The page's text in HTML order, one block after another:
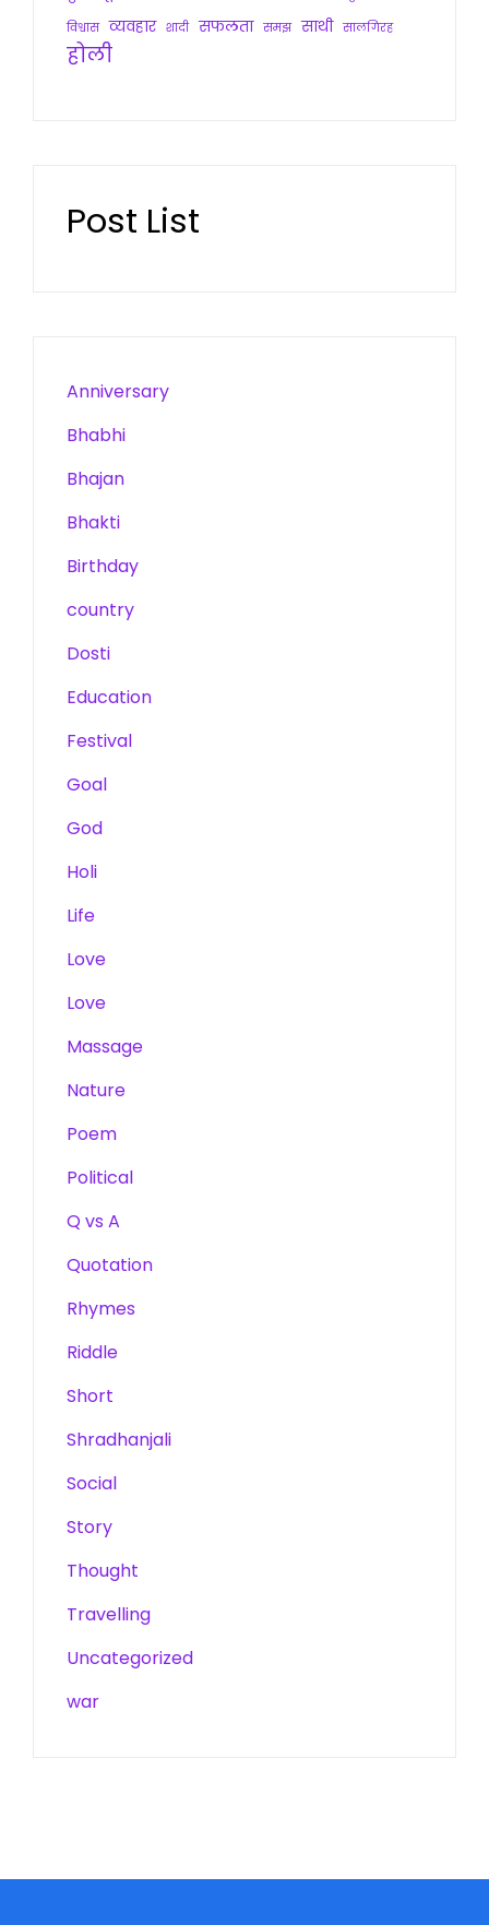
विश्वास व्यवहार शादी सफलता समझ साथी सालगिरह
होली
Post List
Anniversary
Bhabhi
Bhajan
Bhakti
Birthday
country
Dosti
Education
Festival
Goal
God
Holi
Life
Love
Love
Massage
Nature
Poem
Political
Q vs A
Quotation
Rhymes
Riddle
Short
Shradhanjali
Social
Story
Thought
Travelling
Uncategorized
war